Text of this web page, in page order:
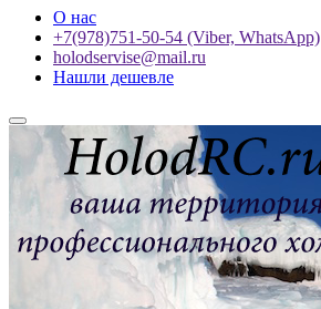
О нас
+7(978)751-50-54 (Viber, WhatsApp)
holodservise@mail.ru
Нашли дешевле